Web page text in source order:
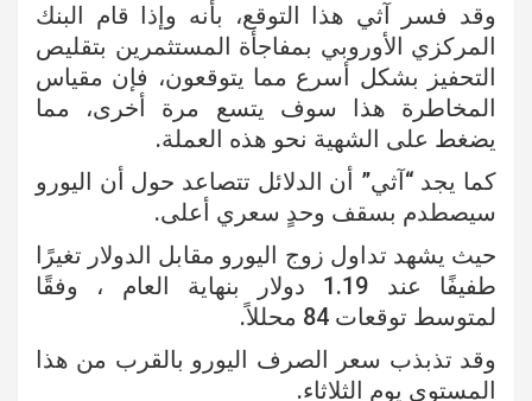
وقد فسر آثي هذا التوقع، بأنه وإذا قام البنك
المركزي الأوروبي بمفاجأة المستثمرين بتقليص
التحفيز بشكل أسرع مما يتوقعون، فإن مقياس
المخاطرة هذا سوف يتسع مرة أخرى، مما
يضغط على الشهية نحو هذه العملة.
كما يجد “آثي” أن الدلائل تتصاعد حول أن اليورو
سيصطدم بسقف وحدٍ سعري أعلى.
حيث يشهد تداول زوج اليورو مقابل الدولار تغيرًا
طفيفًا عند 1.19 دولار بنهاية العام ، وفقًا
لمتوسط ​​توقعات 84 محللاً.
وقد تذبذب سعر الصرف اليورو بالقرب من هذا
المستوى يوم الثلاثاء.